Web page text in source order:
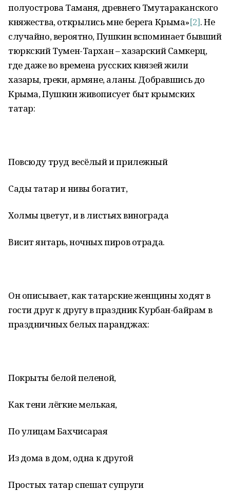
полуострова Таманя, древнего Тмутараканского
княжества, открылись мне берега Крыма»[2]. Не
случайно, вероятно, Пушкин вспоминает бывший
тюркский Тумен-Тархан – хазарский Самкерц,
где даже во времена русских князей жили
хазары, греки, армяне, аланы. Добравшись до
Крыма, Пушкин живописует быт крымских
татар:
Повсюду труд весёлый и прилежный
Сады татар и нивы богатит,
Холмы цветут, и в листьях винограда
Висит янтарь, ночных пиров отрада.
Он описывает, как татарские женщины ходят в
гости друг к другу в праздник Курбан-байрам в
праздничных белых паранджах:
Покрыты белой пеленой,
Как тени лёгкие мелькая,
По улицам Бахчисарая
Из дома в дом, одна к другой
Простых татар спешат супруги